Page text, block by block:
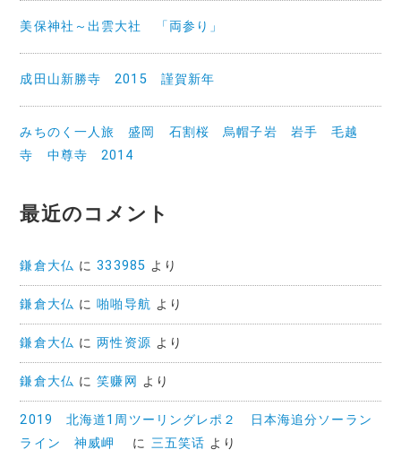
美保神社～出雲大社 「両参り」
成田山新勝寺 2015 謹賀新年
みちのく一人旅 盛岡 石割桜 烏帽子岩 岩手 毛越
寺 中尊寺 2014
最近のコメント
鎌倉大仏 に333985 より
鎌倉大仏 に啪啪导航 より
鎌倉大仏 に两性资源 より
鎌倉大仏 に笑赚网 より
2019 北海道1周ツーリングレポ２ 日本海追分ソーラン
ライン 神威岬
に 三五笑话 より